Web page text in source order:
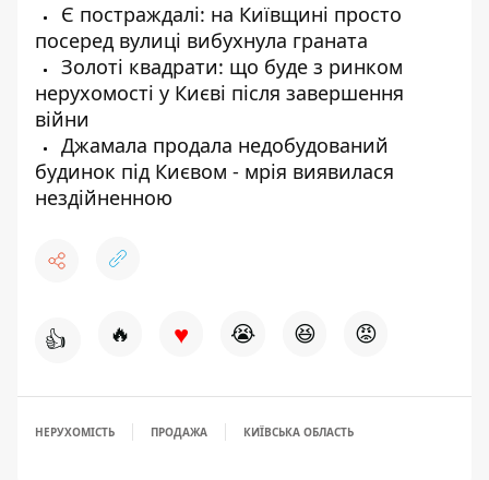
Є постраждалі: на Київщині просто
посеред вулиці вибухнула граната
Золоті квадрати: що буде з ринком
нерухомості у Києві після завершення
війни
Джамала продала недобудований
будинок під Києвом - мрія виявилася
нездійненною
👍 🔥 ♥ 😭 😆 😡
НЕРУХОМІСТЬ ПРОДАЖА КИЇВСЬКА ОБЛАСТЬ